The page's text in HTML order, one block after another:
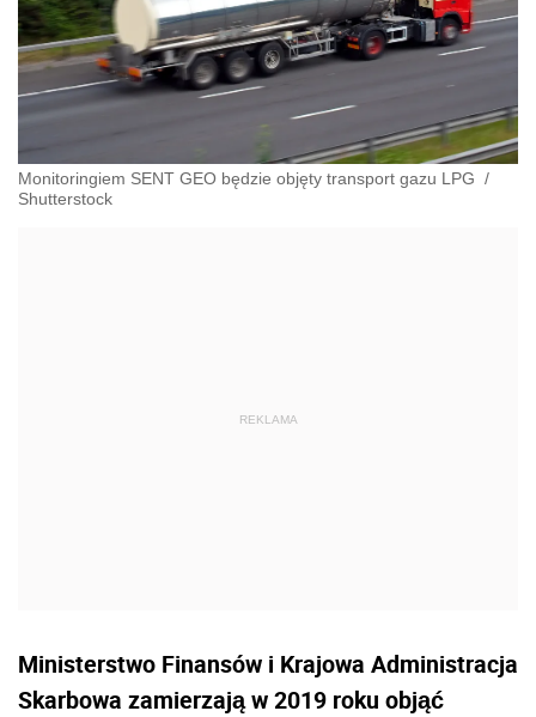
Monitoringiem SENT GEO będzie objęty transport gazu LPG /
Shutterstock
Ministerstwo Finansów i Krajowa Administracja
Skarbowa zamierzają w 2019 roku objąć